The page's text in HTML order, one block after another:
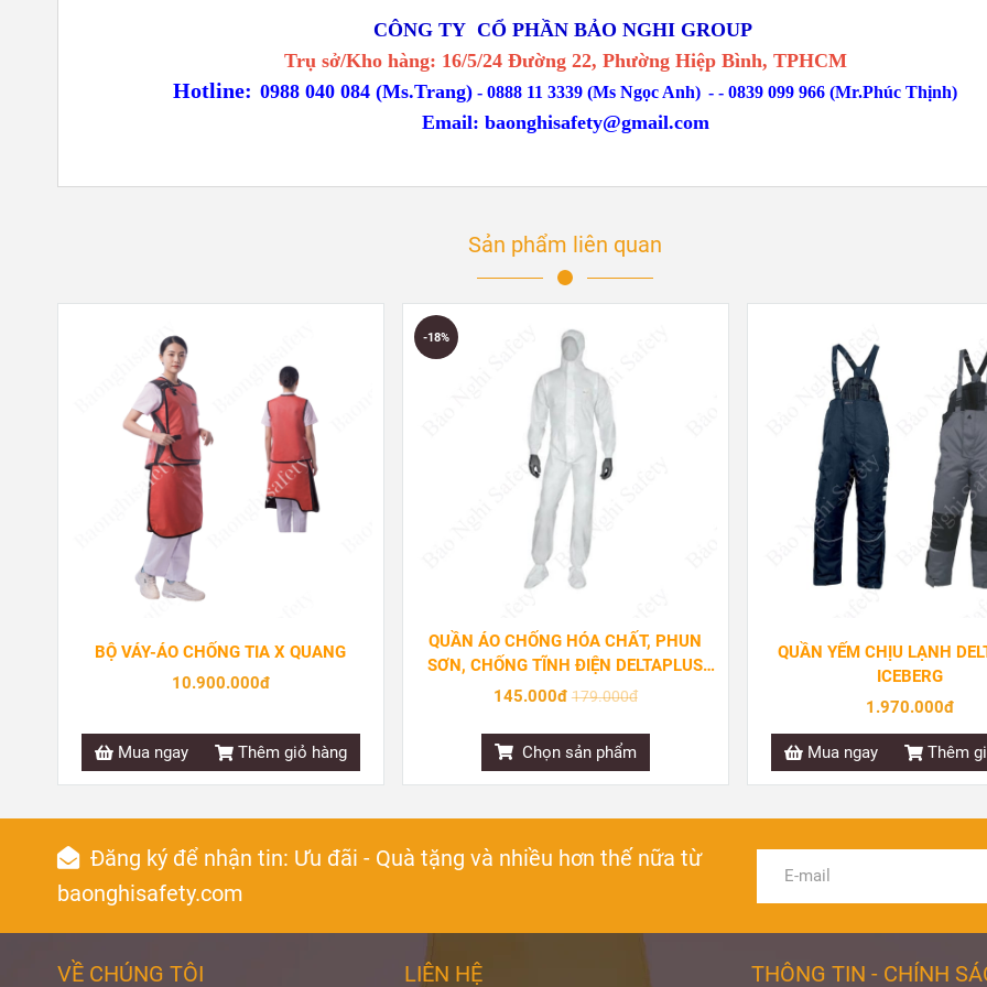
CÔNG TY CỔ PHẦN BẢO NGHI GROUP
Trụ sở/Kho hàng: 16/5/24 Đường 22, Phường Hiệp Bình, TPHCM
Hotline: 0988 040 084 (Ms.Trang) -0888 11 3339 (Ms Ngọc Anh) -- 0839 099 966 (Mr.Phúc Thịnh)
Email: baonghisafety@gmail.com
Sản phẩm liên quan
BỘ VÁY-ÁO CHỐNG TIA X QUANG
10.900.000đ
Mua ngay Thêm giỏ hàng
QUẦN ÁO CHỐNG HÓA CHẤT, PHUN
SƠN, CHỐNG TĨNH ĐIỆN DELTAPLUS
DT117
145.000đ 179.000đ
-18%
Chọn sản phẩm
QUẦN YẾM CHỊU LẠNH
ICEBERG
1.970.000đ
Mua ngay Thêm
Đăng ký để nhận tin: Ưu đãi - Quà tặng và nhiều hơn thế nữa từ
baonghisafety.com
VỀ CHÚNG TÔI LIÊN HỆ THÔNG TIN - CHÍNH